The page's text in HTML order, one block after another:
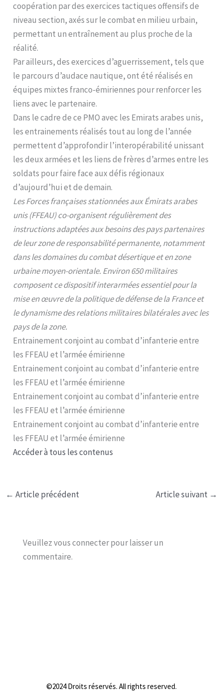
coopération par des exercices tactiques offensifs de
niveau section, axés sur le combat en milieu urbain,
permettant un entraînement au plus proche de la
réalité.
Par ailleurs, des exercices d’aguerrissement, tels que
le parcours d’audace nautique, ont été réalisés en
équipes mixtes franco-émiriennes pour renforcer les
liens avec le partenaire.
Dans le cadre de ce PMO avec les Emirats arabes unis,
les entrainements réalisés tout au long de l’année
permettent d’approfondir l’interopérabilité unissant
les deux armées et les liens de frères d’armes entre les
soldats pour faire face aux défis régionaux
d’aujourd’hui et de demain.
Les Forces françaises stationnées aux Émirats arabes
unis (FFEAU) co-organisent régulièrement des
instructions adaptées aux besoins des pays partenaires
de leur zone de responsabilité permanente, notamment
dans les domaines du combat désertique et en zone
urbaine moyen-orientale. Environ 650 militaires
composent ce dispositif interarmées essentiel pour la
mise en œuvre de la politique de défense de la France et
le dynamisme des relations militaires bilatérales avec les
pays de la zone.
Entrainement conjoint au combat d’infanterie entre
les FFEAU et l’armée émirienne
Entrainement conjoint au combat d’infanterie entre
les FFEAU et l’armée émirienne
Entrainement conjoint au combat d’infanterie entre
les FFEAU et l’armée émirienne
Entrainement conjoint au combat d’infanterie entre
les FFEAU et l’armée émirienne
Accéder à tous les contenus
← Article précédent Article suivant →
Veuillez vous connecter pour laisser un
commentaire.
©2024 Droits réservés. All rights reserved.